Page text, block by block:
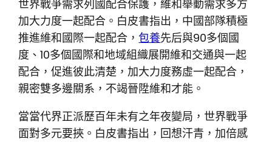
世界戰爭需求列國配合保護，維和舉動需求多方
加大力度一起配合。白皮書指出，中國部隊積極
推進維和國際一起配合，包養先后與90多個國
度、10多個國際和地域組織展開維和交通與一起
配合，促進彼此清楚，加大力度務虛一起配合，
親密雙多邊關系，不竭晉陞維和才能。
當當代界正派歷百年未有之年夜變局，世界戰爭
面對多元要挾。白皮書指出，回想汗青，加倍感